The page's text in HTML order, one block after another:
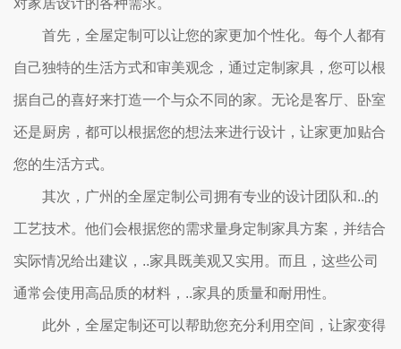
对家居设计的各种需求。
首先，全屋定制可以让您的家更加个性化。每个人都有
自己独特的生活方式和审美观念，通过定制家具，您可以根
据自己的喜好来打造一个与众不同的家。无论是客厅、卧室
还是厨房，都可以根据您的想法来进行设计，让家更加贴合
您的生活方式。
其次，广州的全屋定制公司拥有专业的设计团队和..的
工艺技术。他们会根据您的需求量身定制家具方案，并结合
实际情况给出建议，..家具既美观又实用。而且，这些公司
通常会使用高品质的材料，..家具的质量和耐用性。
此外，全屋定制还可以帮助您充分利用空间，让家变得